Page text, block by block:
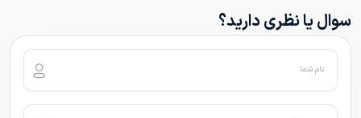
سوال یا نظری دارید؟
نام شما